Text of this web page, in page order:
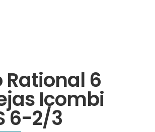
Rational 6
Icombi
6-2/3